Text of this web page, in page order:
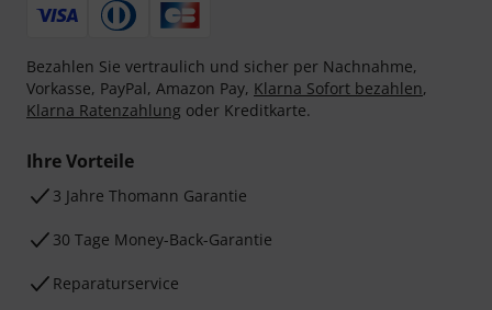
Bezahlen Sie vertraulich und sicher per Nachnahme,
Vorkasse, PayPal, Amazon Pay, Klarna Sofort bezahlen,
Klarna Ratenzahlung oder Kreditkarte.
Ihre Vorteile
3 Jahre Thomann Garantie
30 Tage Money-Back-Garantie
Reparaturservice